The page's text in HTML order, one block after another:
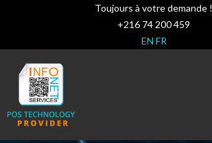
Toujours à votre demande !
+216 74 200 459
EN FR